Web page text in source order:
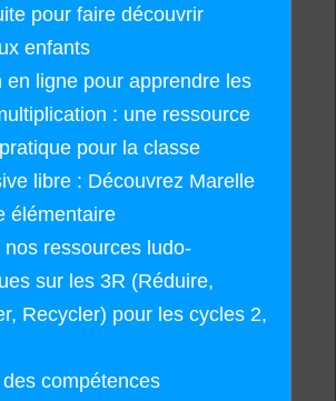
pour faire découvrir
enfants
en ligne pour apprendre les
: une ressource
pour la classe
libre : Découvrez Marelle
élémentaire
nos ressources ludo-
sur les 3R (Réduire,
Recycler) pour les cycles 2,
compétences